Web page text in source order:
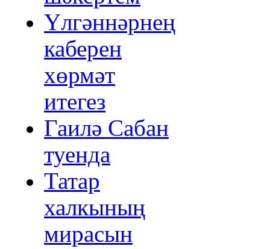
Үлгәннәрнең
каберен
хөрмәт
итегез
Гаилә Сабан
туенда
Татар
халкының
мирасын